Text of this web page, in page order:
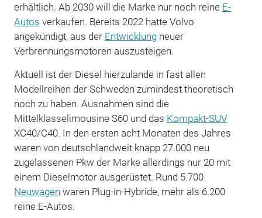
erhältlich. Ab 2030 will die Marke nur noch reine E-
Autos verkaufen. Bereits 2022 hatte Volvo
angekündigt, aus der Entwicklungneuer
Verbrennungsmotoren auszusteigen.
Aktuell ist der Diesel hierzulande in fast allen
Modellreihen der Schweden zumindest theoretisch
noch zu haben. Ausnahmen sind die
Mittelklasselimousine S60 und das Kompakt-SUV
XC40/C40. In den ersten acht Monaten des Jahres
waren von deutschlandweit knapp 27.000 neu
zugelassenen Pkw der Marke allerdings nur 20 mit
einem Dieselmotor ausgerüstet. Rund 5.700
Neuwagen waren Plug-in-Hybride, mehr als 6.200
reine E-Autos.